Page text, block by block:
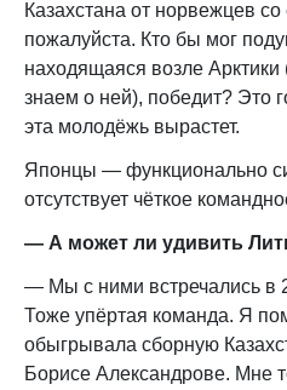
Казахстана от норвежцев со
пожалуйста. Кто бы мог
находящаяся возле Арктики
знаем о ней), победит? Это
эта молодёжь вырастет.
Японцы — функционально
отсутствует чёткое
— А может ли удивить
— Мы с ними встречались в
Тоже упёртая команда. Я
обыгрывала сборную
Борисе Александрове. Мне